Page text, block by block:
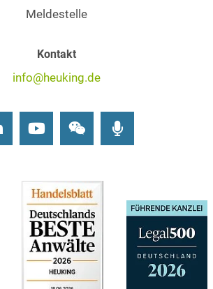
Meldestelle
Kontakt
info@heuking.de
LinkedInYoutubeWechat